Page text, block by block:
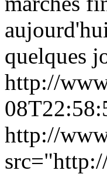
quelques
http://
http://